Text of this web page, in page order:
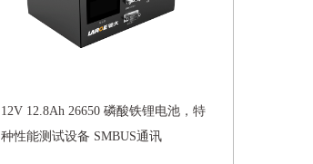
12V 12.8Ah 26650 磷酸铁锂电池，特
种性能测试设备 SMBUS通讯